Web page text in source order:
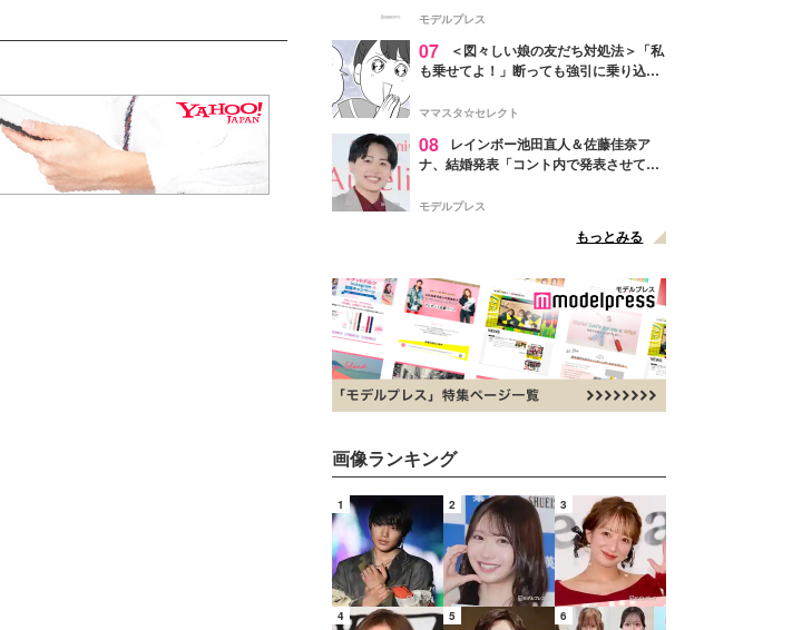
モデルプレス
07
＜図々しい娘の友だち対処法＞「私
も乗せてよ！」断っても強引に乗り込ん
ママスタ☆セレクト
08
レインボー池田直人＆佐藤佳奈ア
ナ、結婚発表「コント内で発表させてい
点変更のため
モデルプレス
もっとみる
画像ランキング
1 2 3
4 5 6